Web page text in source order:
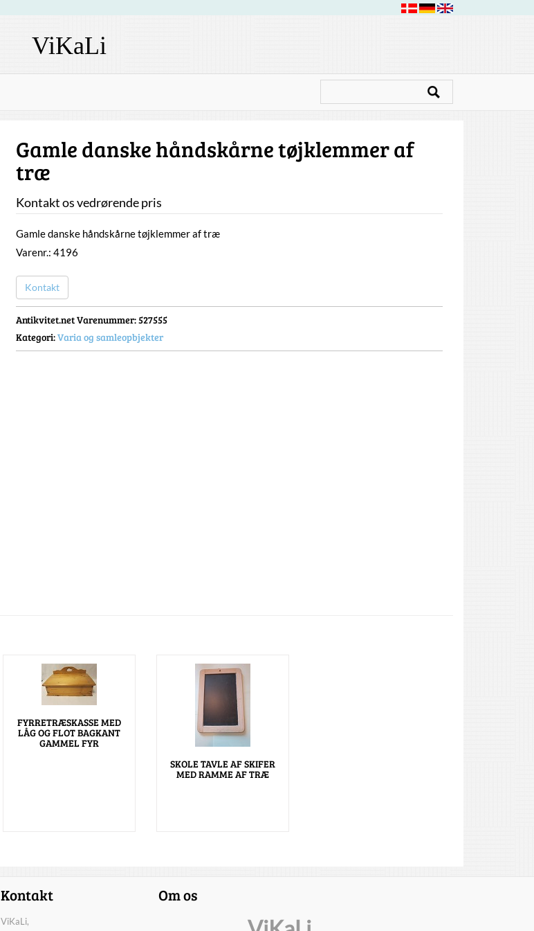
ViKaLi
Gamle danske håndskårne tøjklemmer af
træ
Kontakt os vedrørende pris
Gamle danske håndskårne tøjklemmer af træ
Varenr.: 4196
Kontakt
Antikvitet.net Varenummer: 527555
Kategori:Varia og samleopbjekter
FYRRETRÆSKASSE MED
LÅG OG FLOT BAGKANT
GAMMEL FYR
SKOLE TAVLE AF SKIFER
MED RAMME AF TRÆ
Kontakt
ViKaLi,
Om os